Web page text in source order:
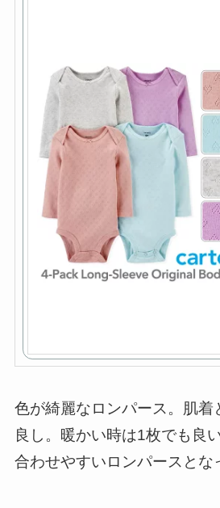
色が綺麗なロンパース。肌着
良し。暖かい時は1枚でも良
合わせやすいロンパースとな